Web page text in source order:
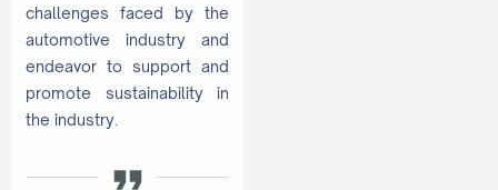
challenges faced by the
automotive industry and
endeavor to support and
promote sustainability in
the industry.